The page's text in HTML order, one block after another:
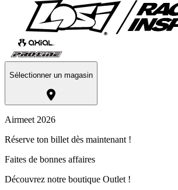
Sélectionner un magasin
Airmeet 2026
Réserve ton billet dès maintenant !
Faites de bonnes affaires
Découvrez notre boutique Outlet !